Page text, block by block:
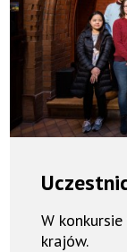
W
krajów.